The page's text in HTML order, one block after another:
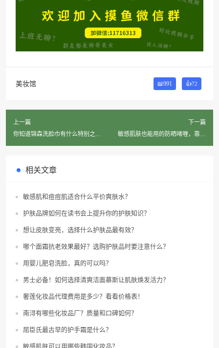
美妆馆 📖991 👍72
上一篇
你知道锦森洗脸巾有什么特别之处
下一篇
敏感肌肤也能用的防晒啫喱，靠谱
相关文章
敏感肌和痘痘肌适合什么平价爽肤水？
护肤品牌如何在读书会上提升你的护肤知识？
想让皮肤变亮，选择什么护肤品最有效？
哪个面霜抗老效果最好？选购护肤品时要注意什么？
用婴儿肥皂洗脸，真的可以吗？
男士必备！如何选择清爽洁面慕斯让肌肤焕发活力？
奢莲化妆品代理费用是多少？看看价格表！
南浔有哪些化妆品厂？质量和口碑如何？
屈臣氏最古早的护手霜是什么？
敏感肌肤可以用哪些韩国化妆品？